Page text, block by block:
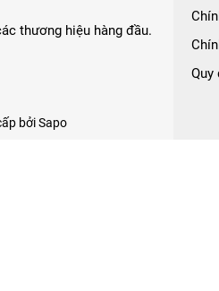
thương hiệu hàng đầu.
Quy
bởiSapo